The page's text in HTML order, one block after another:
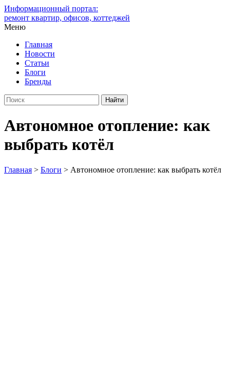
Информационный портал:
ремонт квартир, офисов, коттеджей
Меню
Главная
Новости
Статьи
Блоги
Бренды
Автономное отопление: как
выбрать котёл
Главная > Блоги > Автономное отопление: как выбрать котёл